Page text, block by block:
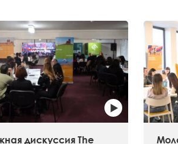
дискуссия The